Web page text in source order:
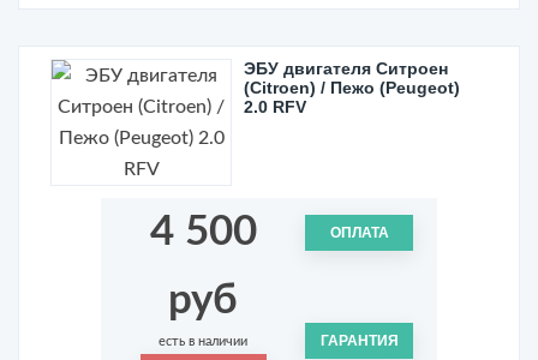
ЭБУ двигателя Ситроен
(Citroen) / Пежо (Peugeot)
2.0 RFV
4 500
руб
есть в наличии
ОПЛАТА
ГАРАНТИЯ